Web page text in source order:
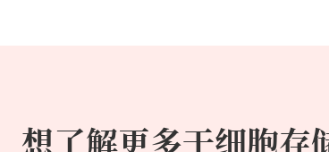
想了解更多干细胞存